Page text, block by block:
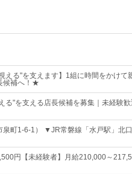
える"を支えます】1組に時間をかけ
候補へ！★
る"を支える店長候補を募集｜未経験
泉町1-6-1） ▼JR常磐線「水戸駅」北
円【未経験者】月給210,000～